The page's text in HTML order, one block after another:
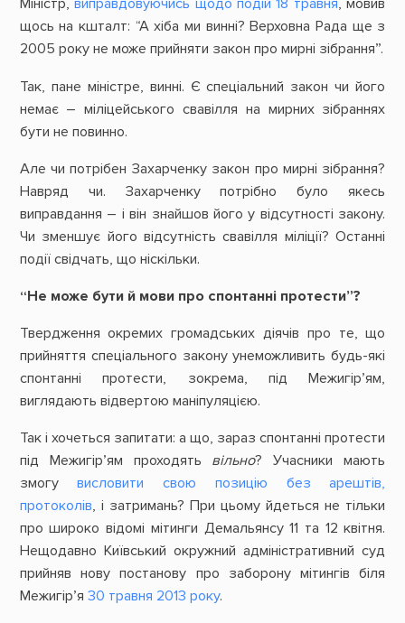
Міністр,виправдовуючись щодо подій 18 травня, мовив
щось на кшталт: “А хіба ми винні? Верховна Рада ще з
2005 року не може прийняти закон про мирні зібрання”.
Так, пане міністре, винні. Є спеціальний закон чи його
немає – міліцейського свавілля на мирних зібраннях
бути не повинно.
Але чи потрібен Захарченку закон про мирні зібрання?
Навряд чи. Захарченку потрібно було якесь
виправдання – і він знайшов його у відсутності закону.
Чи зменшує його відсутність свавілля міліції? Останні
події свідчать, що ніскільки.
“Не може бути й мови про спонтанні протести”?
Твердження окремих громадських діячів про те, що
прийняття спеціального закону унеможливить будь-які
спонтанні протести, зокрема, під Межигір’ям,
виглядають відвертою маніпуляцією.
Так і хочеться запитати: а що, зараз спонтанні протести
під Межигір’ям проходять вільно? Учасники мають
змогувисловити свою позицію без арештів,
протоколів, і затримань? При цьому йдеться не тільки
про широко відомі мітинги Демальянсу 11 та 12 квітня.
Нещодавно Київський окружний адміністративний суд
прийняв нову постанову про заборону мітингів біля
Межигір’я 30 травня 2013 року.